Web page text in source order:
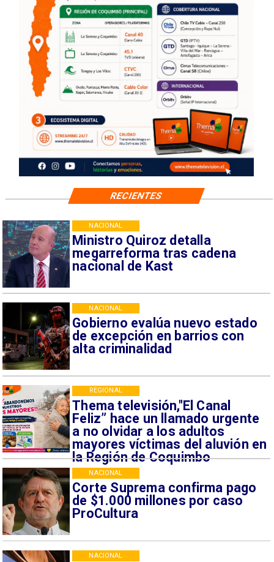
Ministro Quiroz detalla
megarreforma tras cadena
nacional de Kast
NACIONAL
Gobierno evalúa nuevo estado
de excepción en barrios con
alta criminalidad
NACIONAL
Thema televisión,"El Canal
Feliz” hace un llamado urgente
a no olvidar a los adultos
mayores víctimas del aluvión en
la Región de Coquimbo
REGIONAL
Corte Suprema confirma pago
de $1.000 millones por caso
ProCultura
NACIONAL
NACIONAL
RECIENTES